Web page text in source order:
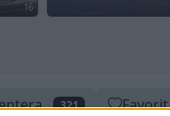
16
321 Favorit